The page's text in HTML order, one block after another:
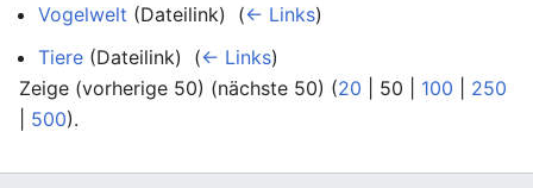
Vogelwelt (Dateilink) ‎ (← Links)
Tiere (Dateilink) ‎ (← Links)
Zeige (vorherige 50) (nächste 50) (20 50 100
250
500).